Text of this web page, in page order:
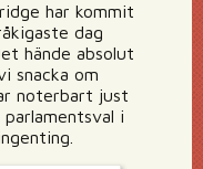
har kommit
dag
hände absolut
snacka om
noterbart just
i